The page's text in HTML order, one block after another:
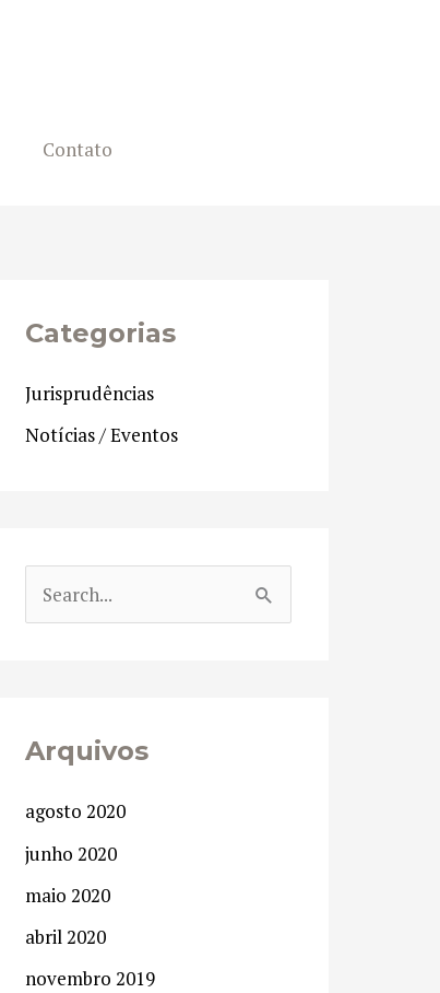
Contato
Categorias
Jurisprudências
Notícias / Eventos
u
s
a
r
p
o
Arquivos
agosto 2020
junho 2020
maio 2020
abril 2020
novembro 2019